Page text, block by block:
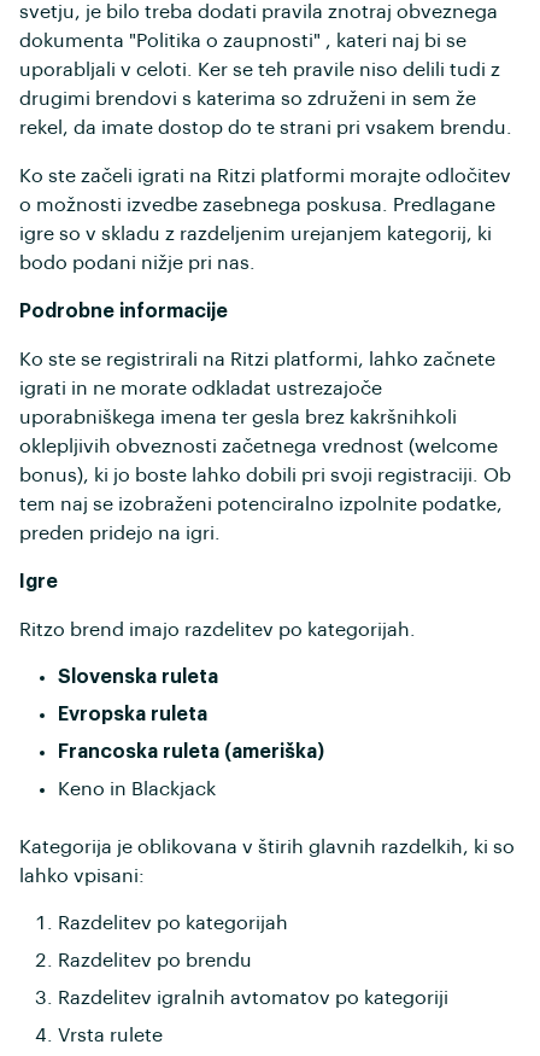
svetju, je bilo treba dodati pravila znotraj obveznega
dokumenta "Politika o zaupnosti" , kateri naj bi se
uporabljali v celoti. Ker se teh pravile niso delili tudi z
drugimi brendovi s katerima so združeni in sem že
rekel, da imate dostop do te strani pri vsakem brendu.
Ko ste začeli igrati na Ritzi platformi morajte odločitev
o možnosti izvedbe zasebnega poskusa. Predlagane
igre so v skladu z razdeljenim urejanjem kategorij, ki
bodo podani nižje pri nas.
Podrobne informacije
Ko ste se registrirali na Ritzi platformi, lahko začnete
igrati in ne morate odkladat ustrezajoče
uporabniškega imena ter gesla brez kakršnihkoli
oklepljivih obveznosti začetnega vrednost (welcome
bonus), ki jo boste lahko dobili pri svoji registraciji. Ob
tem naj se izobraženi potenciralno izpolnite podatke,
preden pridejo na igri.
Igre
Ritzo brend imajo razdelitev po kategorijah.
Slovenska ruleta
Evropska ruleta
Francoska ruleta (ameriška)
Keno in Blackjack
Kategorija je oblikovana v štirih glavnih razdelkih, ki so
lahko vpisani:
Razdelitev po kategorijah
Razdelitev po brendu
Razdelitev igralnih avtomatov po kategoriji
Vrsta rulete